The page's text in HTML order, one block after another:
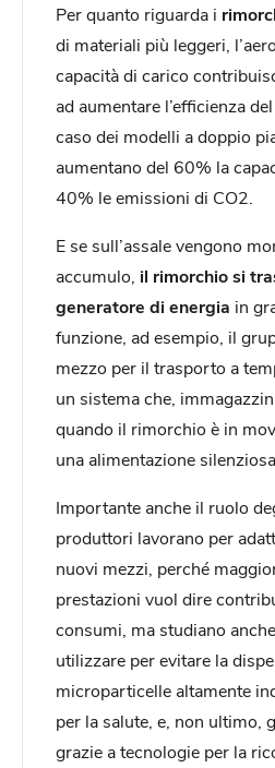
Per quanto riguarda i
di materiali più leggeri,
capacità di carico
ad aumentare l’efficienza
caso dei modelli a doppio
aumentano del 60% la
40% le emissioni di CO2.
E se sull’assale vengono
accumulo, il rimorchio si
generatore di energia in
funzione, ad esempio, il
mezzo per il trasporto a
un sistema che,
quando il rimorchio è in
una alimentazione
Importante anche il ruolo
produttori lavorano per
nuovi mezzi, perché
prestazioni vuol dire
consumi, ma studiano
utilizzare per evitare la
microparticelle altamente
per la salute, e, non ultimo,
grazie a tecnologie per la